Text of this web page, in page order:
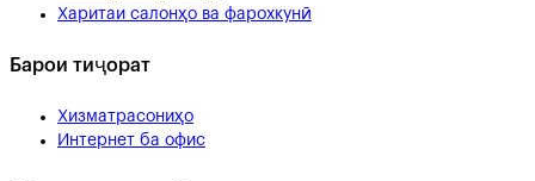
Харитаи салонҳо ва фарохкунӣ
Барои тиҷорат
Хизматрасониҳо
Интернет ба офис